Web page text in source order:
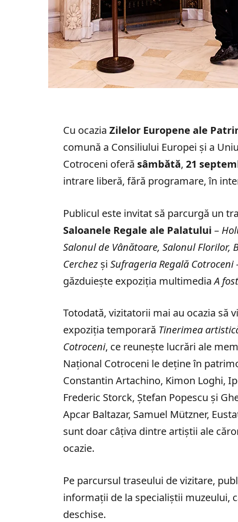
Cu ocaziaZilelor Europene ale
comună a Consiliului Europei şi a
Cotroceni oferă sâmbătă, 21
intrare liberă, fără programare, în
Publicul este invitat să parcurgă un
Saloanele Regale ale Palatului –
Salonul de Vânătoare, Salonul Florilor,
Cerchez șiSufrageria Regală Cotroceni
găzduiește expoziția multimediaA
Totodată, vizitatorii mai au ocazia să
expoziția temporară Tinerimea
Cotroceni, ce reunește lucrări ale
Național Cotroceni le deține în
Constantin Artachino, Kimon Loghi,
Frederic Storck, Ștefan Popescu și
Apcar Baltazar, Samuel Mützner,
sunt doar câțiva dintre artiștii ale
ocazie.
Pe parcursul traseului de vizitare,
informații de la specialiștii muzeului,
deschise.